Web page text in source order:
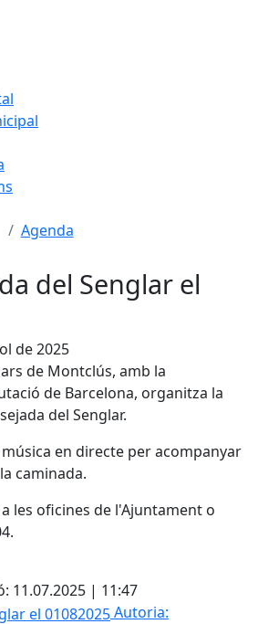
Agenda
del Senglar el
de 2025
de Montclús, amb la
de Barcelona, organitza la
del Senglar.
en directe per acompanyar
caminada.
les oficines de l'Ajuntament o
11.07.2025 | 11:47
el 01082025
Autoria: